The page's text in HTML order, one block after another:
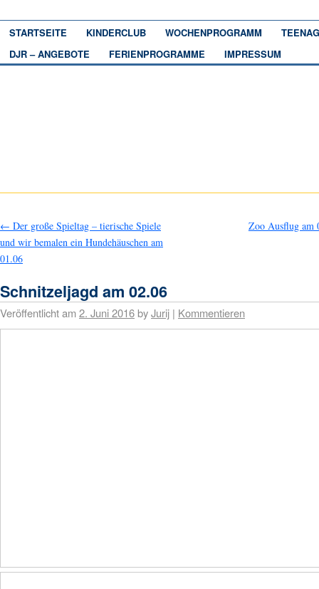
STARTSEITE KINDERCLUB WOCHENPROGRAMM
DJR – ANGEBOTE
FERIENPROGRAMME IMPRESSUM
← Der große Spieltag – tierische Spiele
und wir bemalen ein Hundehäuschen am
01.06
Zoo Ausflug am
Schnitzeljagd am 02.06
Veröffentlicht am2. Juni 2016byJurij | Kommentieren